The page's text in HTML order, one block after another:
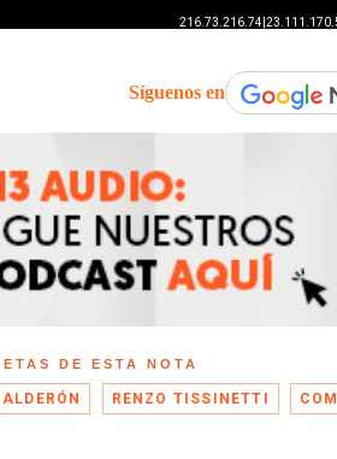
Síguenos en
DE ESTA NOTA
RENZO TISSINETTI